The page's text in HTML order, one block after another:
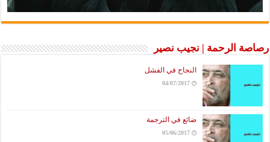
رصاصة الرحمة | نجيب نصير
النجاح في الفشل
04/07/2017
ضائع في الترجمة
05/06/2017